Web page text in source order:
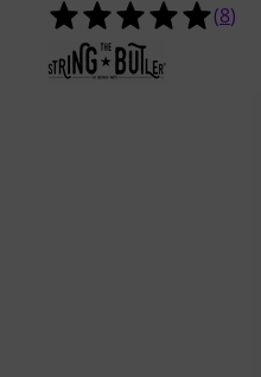
5.0
(8)